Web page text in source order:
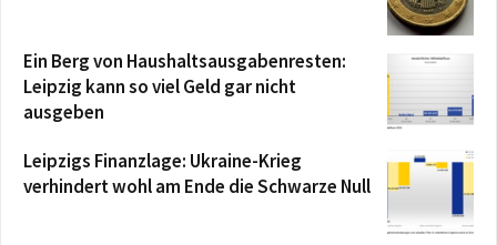
Ein Berg von Haushaltsausgabenresten:
Leipzig kann so viel Geld gar nicht
ausgeben
Leipzigs Finanzlage: Ukraine-Krieg
verhindert wohl am Ende die Schwarze Null